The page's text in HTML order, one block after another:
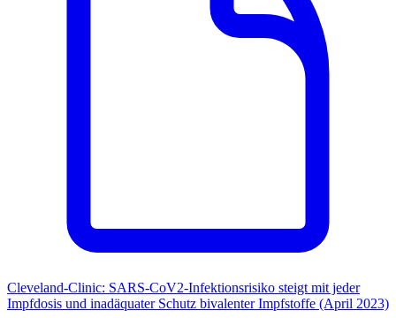
Cleveland-Clinic: SARS-CoV2-Infektionsrisiko steigt mit jeder
Impfdosis und inadäquater Schutz bivalenter Impfstoffe (April 2023)